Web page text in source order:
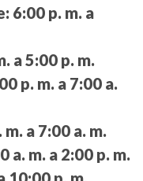
6:00 p. m. a
a 5:00 p. m.
p. m. a 7:00 a.
m. a 7:00 a. m.
a. m. a 2:00 p. m.